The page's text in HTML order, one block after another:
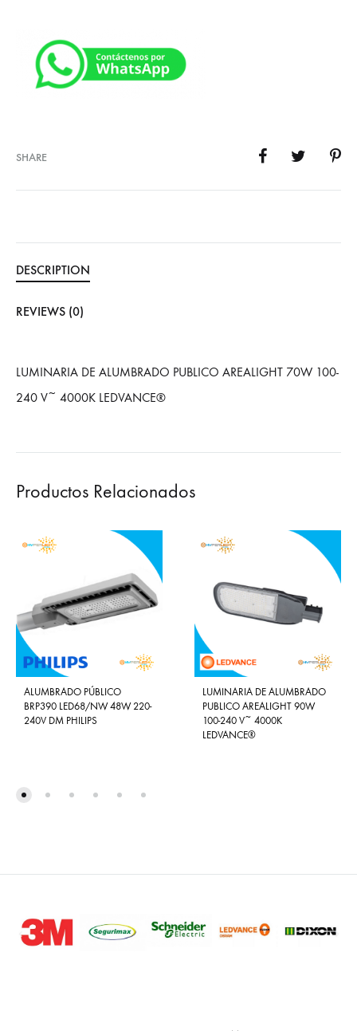
SHARE
DESCRIPTION
REVIEWS (0)
LUMINARIA DE ALUMBRADO PUBLICO AREALIGHT 70W 100-
240 V~ 4000K LEDVANCE®
Productos Relacionados
ALUMBRADO PÚBLICO
BRP390 LED68/NW 48W 220-
240V DM PHILIPS
LUMINARIA DE ALUMBRADO
PUBLICO AREALIGHT 90W
100-240 V~ 4000K
LEDVANCE®